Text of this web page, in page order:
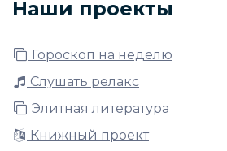
Наши проекты
Гороскоп на неделю
Слушать релакс
Элитная литература
Книжный проект